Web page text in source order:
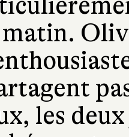
les